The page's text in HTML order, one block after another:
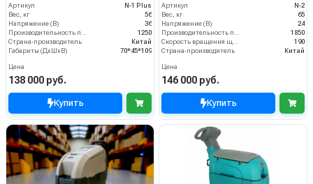
Артикул
N-1 Plus
Вес, кг
56
Напряжение (В)
36
1250
Страна-производитель
Китай
Габариты (ДхШхВ)
70*45*109
Цена
138 000 руб.
Купить
Артикул
N-2
Вес, кг
65
Напряжение (В)
24
1850
190
Страна-производитель
Китай
Цена
146 000 руб.
Купить